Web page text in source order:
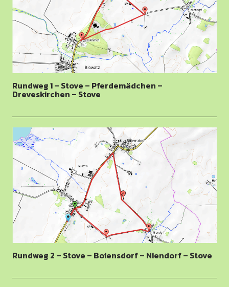
Rundweg 1 – Stove – Pferdemädchen –
Dreveskirchen – Stove
Rundweg 2 – Stove – Boiensdorf – Niendorf – Stove